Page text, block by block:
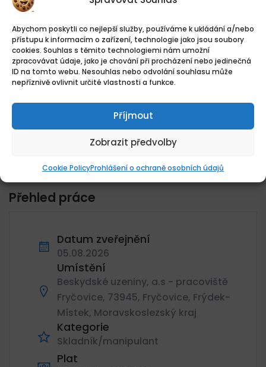
Abychom poskytli co nejlepší služby, používáme k ukládání a/nebo
přístupu k informacím o zařízení, technologie jako jsou soubory
cookies. Souhlas s těmito technologiemi nám umožní
zpracovávat údaje, jako je chování při procházení nebo jedinečná
ID na tomto webu. Nesouhlas nebo odvolání souhlasu může
nepříznivě ovlivnit určité vlastnosti a funkce.
Příjmout
Zobrazit předvolby
Cookie PolicyProhlášení o ochraně osobních údajů
Kontakt je dostupný po přihlášení.
Vytvořte si účet zdarma a můžete poslat
životopis, napsat firmě nebo zobrazit telefon.
PŘIHLÁSIT / REGISTROVAT
Vytisknout informace o pozici
Přehled práce
Datum zveřejnění
05.08.2026
Umístění
Beskydské uzeniny, a.s - pracoviště
Fryčovice, 73945, Fryčovice, Frýdek-
Místek, Moravskoslezský kraj
Kategorie
Skladník/manipulant
Plat